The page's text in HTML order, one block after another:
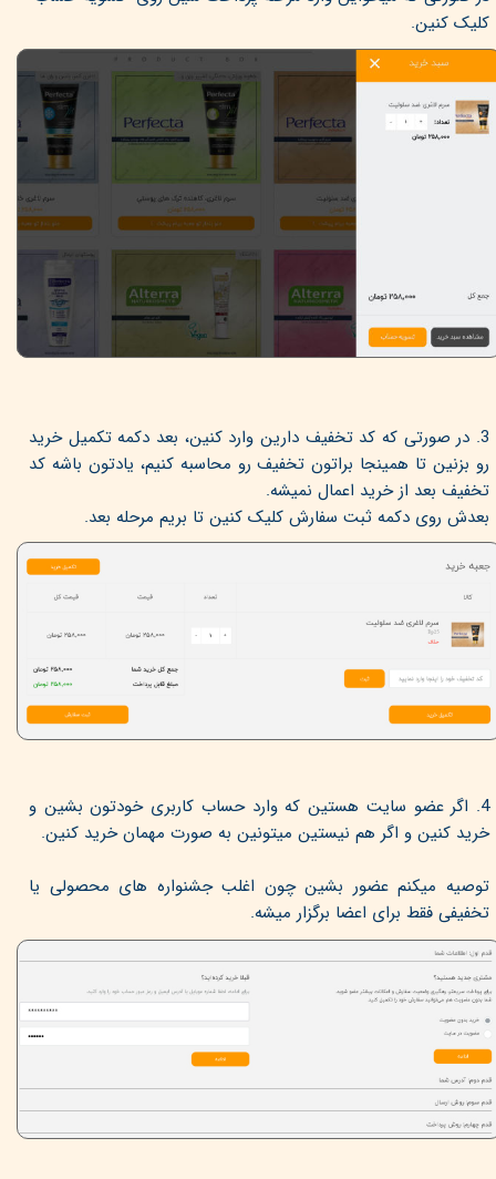
کلیک کنین.
3. در صورتی که کد تخفیف دارین وارد کنین، بعد دکمه تکمیل خرید
رو بزنین تا همینجا براتون تخفیف رو محاسبه کنیم، یادتون باشه کد
تخفیف بعد از خرید اعمال نمیشه.
بعدش روی دکمه ثبت سفارش کلیک کنین تا بریم مرحله بعد.
4. اگر عضو سایت هستین که وارد حساب کاربری خودتون بشین و
خرید کنین و اگر هم نیستین میتونین به صورت مهمان خرید کنین.
توصیه میکنم عضور بشین چون اغلب جشنواره های محصولی یا
تخفیفی فقط برای اعضا برگزار میشه.